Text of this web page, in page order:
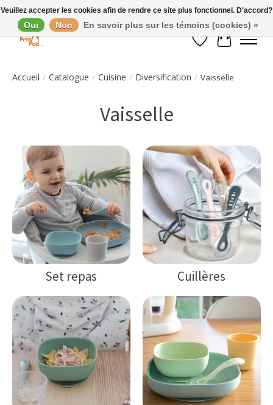
Liste de souhaits
Panier
Accueil / Catalogue / Cuisine / Diversification / Vaisselle
Vaisselle
Set repas Cuillères
Veuillez accepter les cookies afin de rendre ce site plus fonctionnel. D'accord?
Oui Non En savoir plus sur les témoins (cookies) »